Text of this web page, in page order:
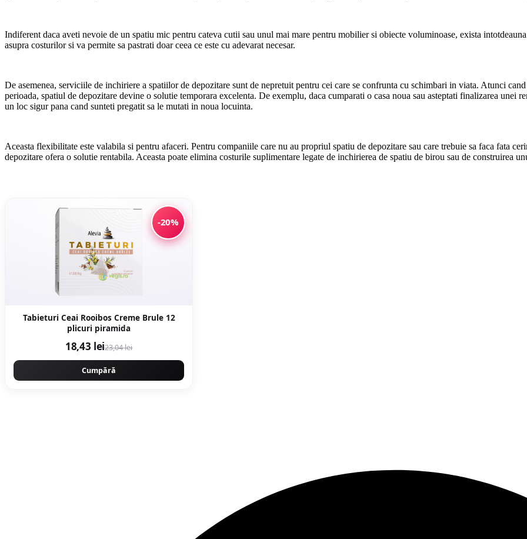
Indiferent daca aveti nevoie de un spatiu mic pentru cateva cutii sau unul mai mare pentru mobilier si obiecte voluminoase, exista
asupra costurilor si va permite sa pastrati doar ceea ce este cu adevarat necesar.
De asemenea, serviciile de inchiriere a spatiilor de depozitare sunt de nepretuit pentru cei care se confrunta cu schimbari in viata. Atunci
perioada, spatiul de depozitare devine o solutie temporara excelenta. De exemplu, daca cumparati o casa noua sau asteptati finalizarea
un loc sigur pana cand sunteti pregatit sa le mutati in noua locuinta.
Aceasta flexibilitate este valabila si pentru afaceri. Pentru companiile care nu au propriul spatiu de depozitare sau care trebuie sa faca fata
depozitare ofera o solutie rentabila. Aceasta poate elimina costurile suplimentare legate de inchirierea de spatiu de birou sau de construirea
-20%
Tabieturi Ceai Rooibos Creme Brule 12
plicuri piramida
18,43 lei23,04 lei
Cumpără